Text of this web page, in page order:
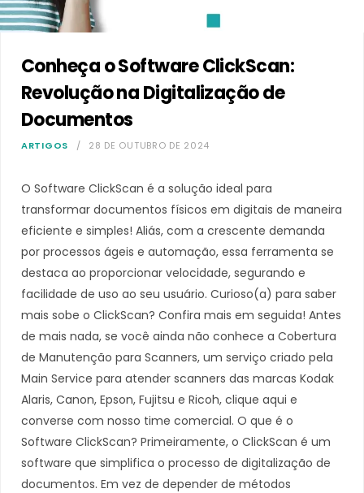
Conheça o Software ClickScan:
Revolução na Digitalização de
Documentos
ARTIGOS 28 DE OUTUBRO DE 2024
O Software ClickScan é a solução ideal para
transformar documentos físicos em digitais de maneira
eficiente e simples! Aliás, com a crescente demanda
por processos ágeis e automação, essa ferramenta se
destaca ao proporcionar velocidade, segurando e
facilidade de uso ao seu usuário. Curioso(a) para saber
mais sobe o ClickScan? Confira mais em seguida! Antes
de mais nada, se você ainda não conhece a Cobertura
de Manutenção para Scanners, um serviço criado pela
Main Service para atender scanners das marcas Kodak
Alaris, Canon, Epson, Fujitsu e Ricoh, clique aqui e
converse com nosso time comercial. O que é o
Software ClickScan? Primeiramente, o ClickScan é um
software que simplifica o processo de digitalização de
documentos. Em vez de depender de métodos